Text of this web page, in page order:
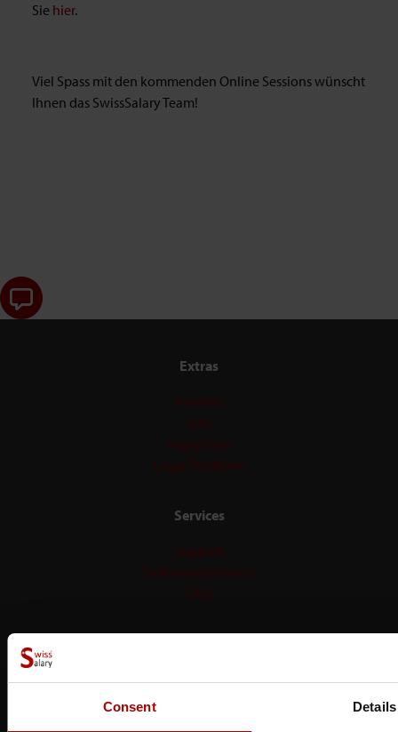
Consent Details
Sie hier.
Viel Spass mit den kommenden Online Sessions wünscht
Ihnen das SwissSalary Team!
Extras
Kontakt
Jobs
Impressum
Legal Plattform
Services
Support
Dokumentationen
FAQ